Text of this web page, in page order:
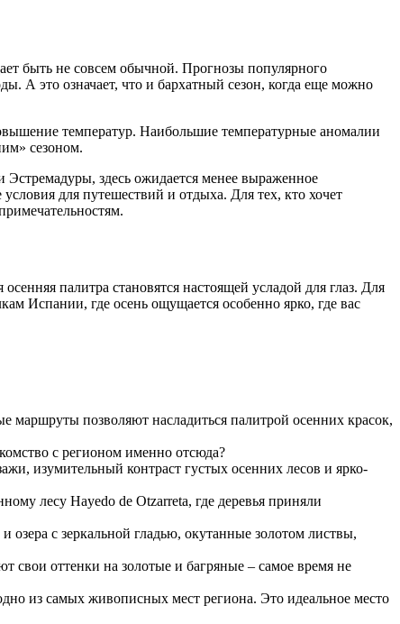
быть не совсем обычной. Прогнозы популярного
А это означает, что и бархатный сезон, когда еще можно
температур. Наибольшие температурные аномалии
сезоном.
Эстремадуры, здесь ожидается менее выраженное
для путешествий и отдыха. Для тех, кто хочет
палитра становятся настоящей усладой для глаз. Для
Испании, где осень ощущается особенно ярко, где вас
маршруты позволяют насладиться палитрой осенних красок,
с регионом именно отсюда?
изумительный контраст густых осенних лесов и ярко-
лесу Hayedo de Otzarreta, где деревья приняли
с зеркальной гладью, окутанные золотом листвы,
свои оттенки на золотые и багряные – самое время не
из самых живописных мест региона. Это идеальное место